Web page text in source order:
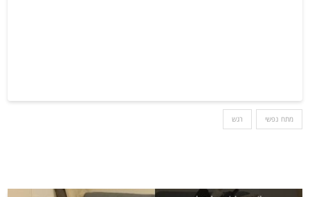
מתח נפשי רגש